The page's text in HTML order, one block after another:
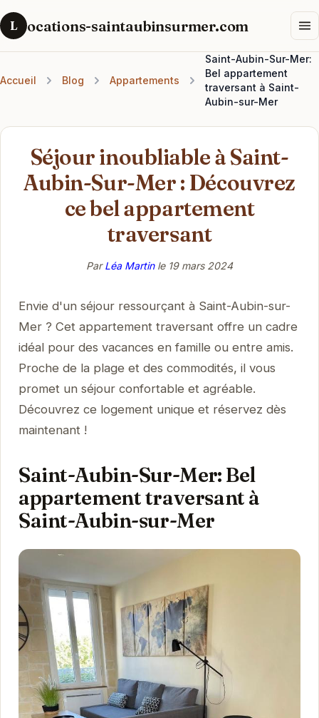
L ocations-saintaubinsurmer.com
Accueil Blog Appartements
Saint-Aubin-Sur-Mer:
Bel appartement
traversant à Saint-
Aubin-sur-Mer
Séjour inoubliable à Saint-
Aubin-Sur-Mer : Découvrez
ce bel appartement
traversant
ParLéa Martinle 19 mars 2024
Envie d'un séjour ressourçant à Saint-Aubin-sur-
Mer ? Cet appartement traversant offre un cadre
idéal pour des vacances en famille ou entre amis.
Proche de la plage et des commodités, il vous
promet un séjour confortable et agréable.
Découvrez ce logement unique et réservez dès
maintenant !
Saint-Aubin-Sur-Mer: Bel
appartement traversant à
Saint-Aubin-sur-Mer